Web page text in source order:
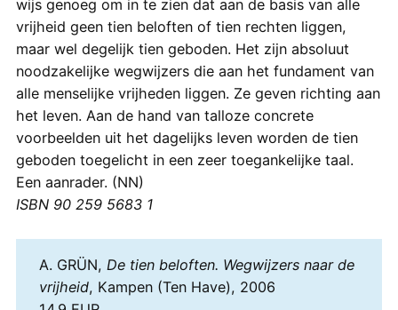
wijs genoeg om in te zien dat aan de basis van alle
vrijheid geen tien beloften of tien rechten liggen,
maar wel degelijk tien geboden. Het zijn absoluut
noodzakelijke wegwijzers die aan het fundament van
alle menselijke vrijheden liggen. Ze geven richting aan
het leven. Aan de hand van talloze concrete
voorbeelden uit het dagelijks leven worden de tien
geboden toegelicht in een zeer toegankelijke taal.
Een aanrader. (NN)
ISBN 90 259 5683 1
A. GRÜN, De tien beloften. Wegwijzers naar de
vrijheid, Kampen (Ten Have), 2006